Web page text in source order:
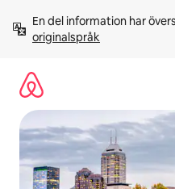
innehåll
En del information har
originalspråk